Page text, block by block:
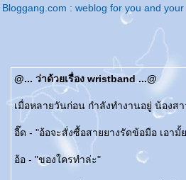
Bloggang.com : weblog for you and your
@... ว่าด้วยเรื่อง wristband ...@
เมื่อหลายวันก่อน กำลังทำงานอยู่ น้องส
อี๊ด - "อ้อจะสั่งซื้อสายยางรัดข้อมือ เอามั้
อ้อ - "ของใครทำล่ะ"